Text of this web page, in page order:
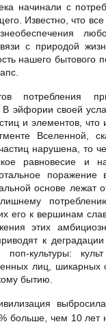
начинали с
Известно, что
с природой
нашего
потребления
эйфории своей
и элементов,
Вселенной,
нарушена, то
равновесие и
поражение
основе лежат
его к вершинам
этих
к
культуры:
лиц, шикарных
бытию.
больше, чем 10 лет